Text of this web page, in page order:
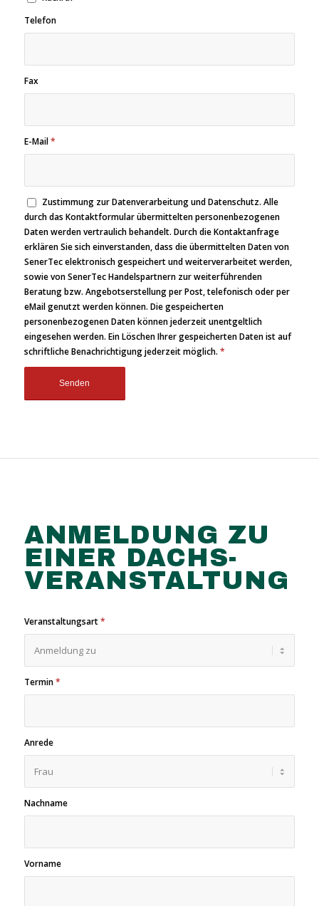
Telefon
Fax
E-Mail*
Zustimmung zur Datenverarbeitung und Datenschutz. Alle
durch das Kontaktformular übermittelten personenbezogenen
Daten werden vertraulich behandelt. Durch die Kontaktanfrage
erklären Sie sich einverstanden, dass die übermittelten Daten von
SenerTec elektronisch gespeichert und weiterverarbeitet werden,
sowie von SenerTec Handelspartnern zur weiterführenden
Beratung bzw. Angebotserstellung per Post, telefonisch oder per
eMail genutzt werden können. Die gespeicherten
personenbezogenen Daten können jederzeit unentgeltlich
eingesehen werden. Ein Löschen Ihrer gespeicherten Daten ist auf
schriftliche Benachrichtigung jederzeit möglich. *
ANMELDUNG ZU
EINER DACHS-
VERANSTALTUNG
Veranstaltungsart*
Termin*
Anrede
Nachname
Vorname